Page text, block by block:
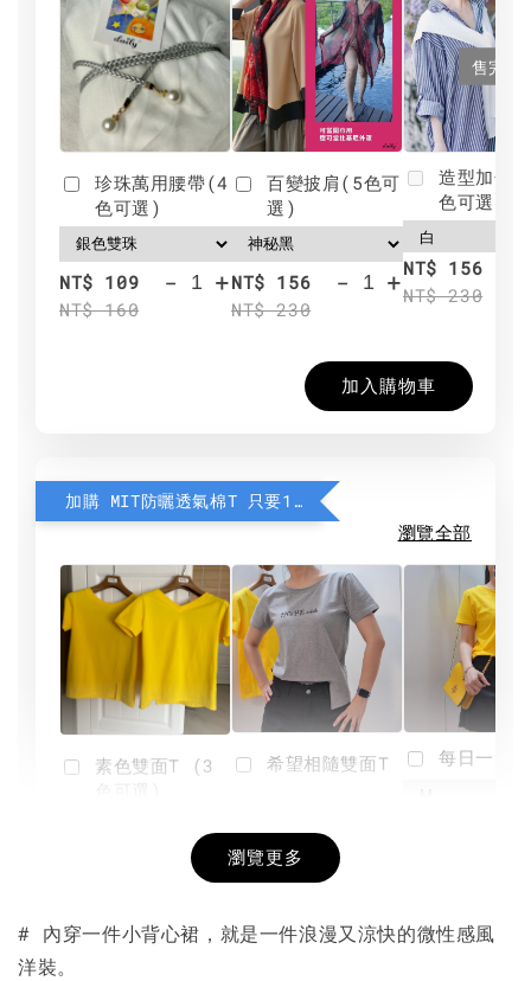
珍珠萬用腰帶(4
色可選)
NT$ 109
NT$ 160
- +
百變披肩(5色可
選)
NT$ 156
NT$ 230
- +
售完
造型加分
色可選)
NT$ 156
NT$ 230
加入購物車
加購 MIT防曬透氣棉T 只要190元
瀏覽全部
素色雙面T (3
+
希望相隨雙面T
NT$ 190
-
每日一笑
瀏覽更多
# 內穿一件小背心裙，就是一件浪漫又涼快的微性感風
洋裝。